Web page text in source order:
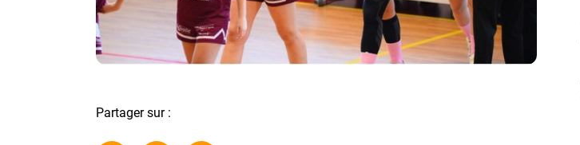
Partager sur :